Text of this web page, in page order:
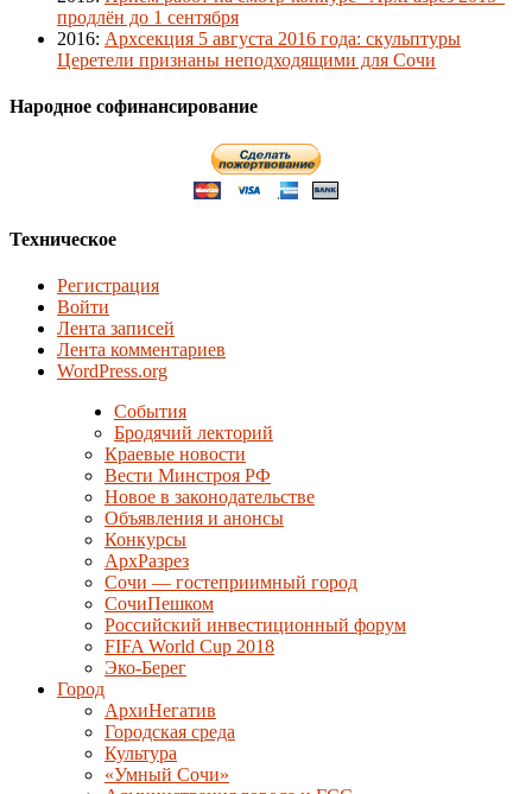
продлён до 1 сентября
2016: Архсекция 5 августа 2016 года: скульптуры
Церетели признаны неподходящими для Сочи
Народное софинансирование
Техническое
Регистрация
Войти
Лента записей
Лента комментариев
WordPress.org
События
Бродячий лекторий
Краевые новости
Вести Минстроя РФ
Новое в законодательстве
Объявления и анонсы
Конкурсы
АрхРазрез
Сочи — гостеприимный город
СочиПешком
Российский инвестиционный форум
FIFA World Cup 2018
Эко-Берег
Город
АрхиНегатив
Городская среда
Культура
«Умный Сочи»